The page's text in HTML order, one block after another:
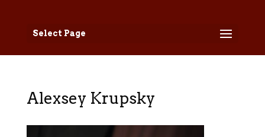
Select Page
Alexsey Krupsky